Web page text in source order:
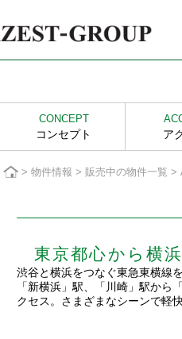
CONCEPT
コンセプト ア
> 物件情報 > 販売中の物件一覧 >
東京都心から横
渋谷と横浜をつなぐ東急東横線
「新横浜」駅、「川崎」駅か
クセス。さまざまなシーンで軽